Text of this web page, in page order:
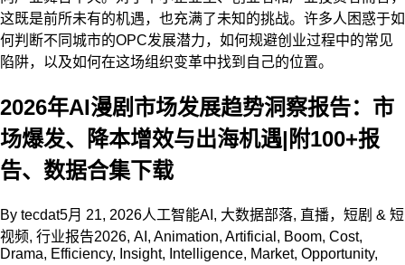
这既是前所未有的机遇，也充满了未知的挑战。许多人困惑于如
何判断不同城市的OPC发展潜力，如何规避创业过程中的常见
陷阱，以及如何在这场组织变革中找到自己的位置。
2026年AI漫剧市场发展趋势洞察报告：市
场爆发、降本增效与出海机遇|附100+报
告、数据合集下载
By tecdat5月 21, 2026人工智能AI , 大数据部落, 直播，短剧 & 短
视频, 行业报告2026, AI , Animation, Artificial , Boom, Cost,
Drama, Efficiency, Insight, Intelligence, Market, Opportunity,